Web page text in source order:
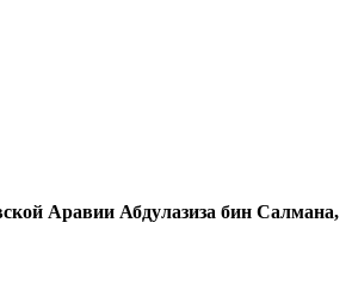
Аравии Абдулазиза бин Салмана,